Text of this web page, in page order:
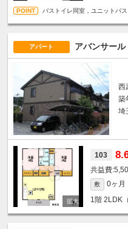
バストイレ同室，ユニットバ
アパート アバンサール
西
築
埼
103
敷 0ヶ月
1階 2LDK